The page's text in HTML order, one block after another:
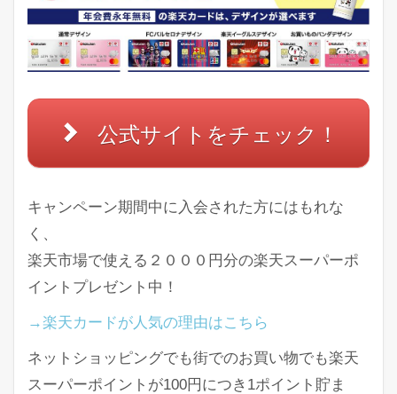
公式サイトをチェック！
キャンペーン期間中に入会された方にはもれな
く、
楽天市場で使える２０００円分の楽天スーパーポ
イントプレゼント中！
→楽天カードが人気の理由はこちら
ネットショッピングでも街でのお買い物でも楽天
スーパーポイントが100円につき1ポイント貯ま